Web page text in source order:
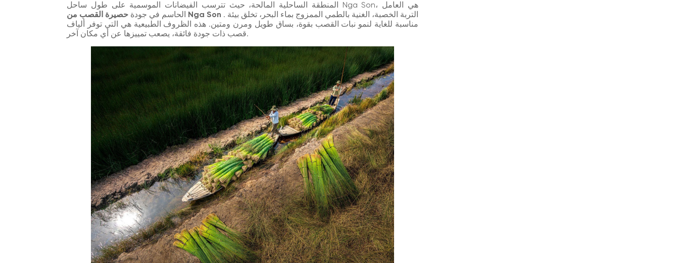
المنطقة الساحلية المالحة، حيث تترسب الفيضانات الموسمية على طول ساحل Nga Son، هي العامل
الحاسم في جودة
حصيرة القصب من Nga Son . التربة الخصبة، الغنية بالطمي الممزوج بماء البحر، تخلق بيئة
مناسبة للغاية لنمو نبات القصب بقوة، بساق طويل ومرن ومتين. هذه الظروف الطبيعية هي التي توفر ألياف
قصب ذات جودة فائقة، يصعب تمييزها عن أي مكان آخر.